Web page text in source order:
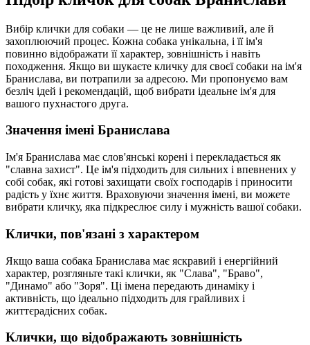
Вибір клички для собаки — це не лише важливий, але й
захоплюючий процес. Кожна собака унікальна, і її ім'я
повинно відображати її характер, зовнішність і навіть
походження. Якщо ви шукаєте кличку для своєї собаки на ім'я
Бранислава, ви потрапили за адресою. Ми пропонуємо вам
безліч ідей і рекомендацій, щоб вибрати ідеальне ім'я для
вашого пухнастого друга.
Значення імені Бранислава
Ім'я Бранислава має слов'янські корені і перекладається як
"славна захист". Це ім'я підходить для сильних і впевнених у
собі собак, які готові захищати своїх господарів і приносити
радість у їхнє життя. Враховуючи значення імені, ви можете
вибрати кличку, яка підкреслює силу і мужність вашої собаки.
Клички, пов'язані з характером
Якщо ваша собака Бранислава має яскравий і енергійний
характер, розгляньте такі клички, як "Слава", "Браво",
"Динамо" або "Зоря". Ці імена передають динаміку і
активність, що ідеально підходить для грайливих і
життєрадісних собак.
Клички, що відображають зовнішність